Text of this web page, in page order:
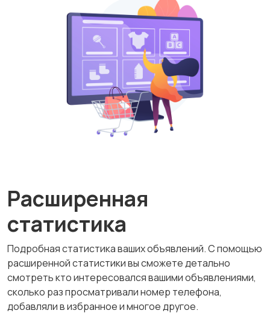
Расширенная
статистика
Подробная статистика ваших объявлений. С помощью
расширенной статистики вы сможете детально
смотреть кто интересовался вашими объявлениями,
сколько раз просматривали номер телефона,
добавляли в избранное и многое другое.